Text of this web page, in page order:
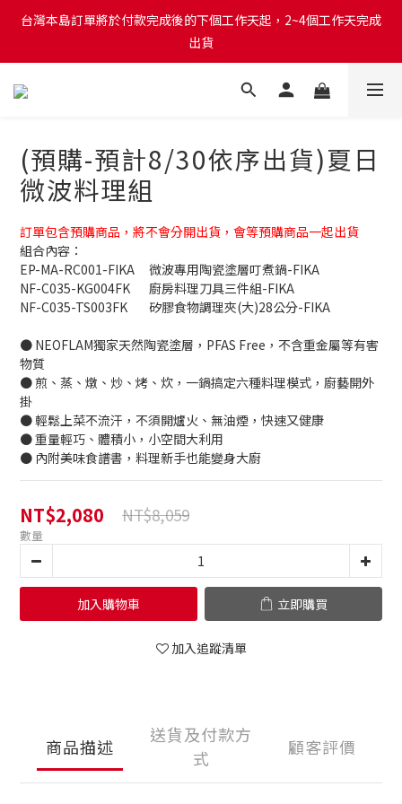
台灣本島訂單將於付款完成後的下個工作天起，2~4個工作天完成
出貨
台灣本島訂單將於付款完成後的下個工作天起，2~4個工作天完成
出貨
台灣本島消費滿$999免運費
台灣本島訂單將於付款完成後的下個工作天起，2~4個工作天完成
出貨
(預購-預計8/30依序出貨)夏日
微波料理組
訂單包含預購商品，將不會分開出貨，會等預購商品一起出貨
組合內容：
EP-MA-RC001-FIKA 	微波專用陶瓷塗層叮煮鍋-FIKA
NF-C035-KG004FK	廚房料理刀具三件組-FIKA
NF-C035-TS003FK	矽膠食物調理夾(大)28公分-FIKA
● NEOFLAM獨家天然陶瓷塗層，PFAS Free，不含重金屬等有害
物質
● 煎、蒸、燉、炒、烤、炊，一鍋搞定六種料理模式，廚藝開外
掛
● 輕鬆上菜不流汗，不須開爐火、無油煙，快速又健康
● 重量輕巧、體積小，小空間大利用
● 內附美味食譜書，料理新手也能變身大廚
NT$2,080 NT$8,059
數量
加入購物車 立即購買
加入追蹤清單
商品描述
送貨及付款方
式
顧客評價